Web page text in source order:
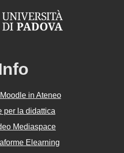
in Ateneo
per la didattica
Mediaspace
Elearning